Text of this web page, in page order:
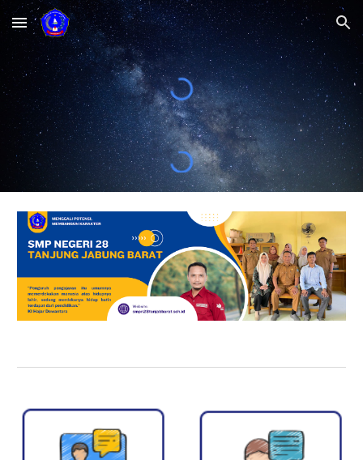
Skip to main content Skip to navigation